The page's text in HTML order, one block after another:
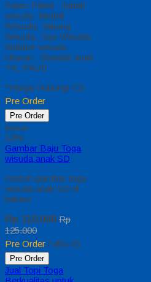
Pre Order
Jual Toga Wisuda
Anak Tabanan
Jual Toga Wisuda
Anak Tabanan
Hubungi 0812-2282-
Wisuda Anak
Tabanan Bali –
Temukan Paket
Promosi toga wisuda
anak komplet pada
harga paling murah
dan memiliki kualitas
terbaik, kami kasih
PAUD , SD Kami
memberinya
penawaran Special
semua level
Pengajaran Anak
Umur Dasar dengan
Fitur Produk
sebagaimana berikut :
Kain Toga…
selengkapnya